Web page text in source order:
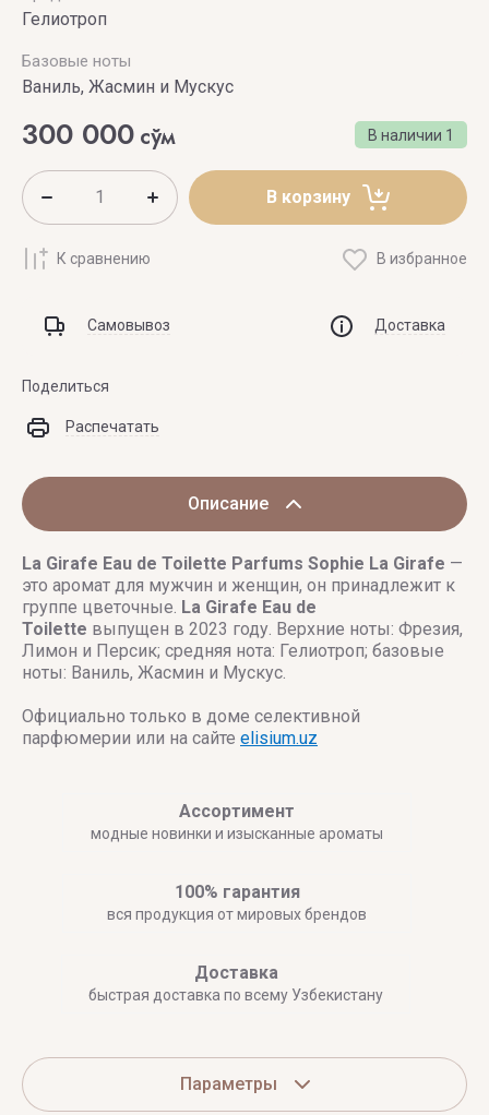
Гелиотроп
Базовые ноты
Ваниль, Жасмин и Мускус
В наличии 1
300 000 сўм
В корзину
К сравнению В избранное
Самовывоз Доставка
Поделиться
Распечатать
Описание
La Girafe Eau de Toilette Parfums Sophie La Girafe —
это аромат для мужчин и женщин, он принадлежит к
группе цветочные. La Girafe Eau de
Toilette выпущен в 2023 году. Верхние ноты: Фрезия,
Лимон и Персик; средняя нота: Гелиотроп; базовые
ноты: Ваниль, Жасмин и Мускус.
Официально только в доме селективной
парфюмерии или на сайте elisium.uz
Ассортимент
модные новинки и изысканные ароматы
100% гарантия
вся продукция от мировых брендов
Доставка
быстрая доставка по всему Узбекистану
Параметры